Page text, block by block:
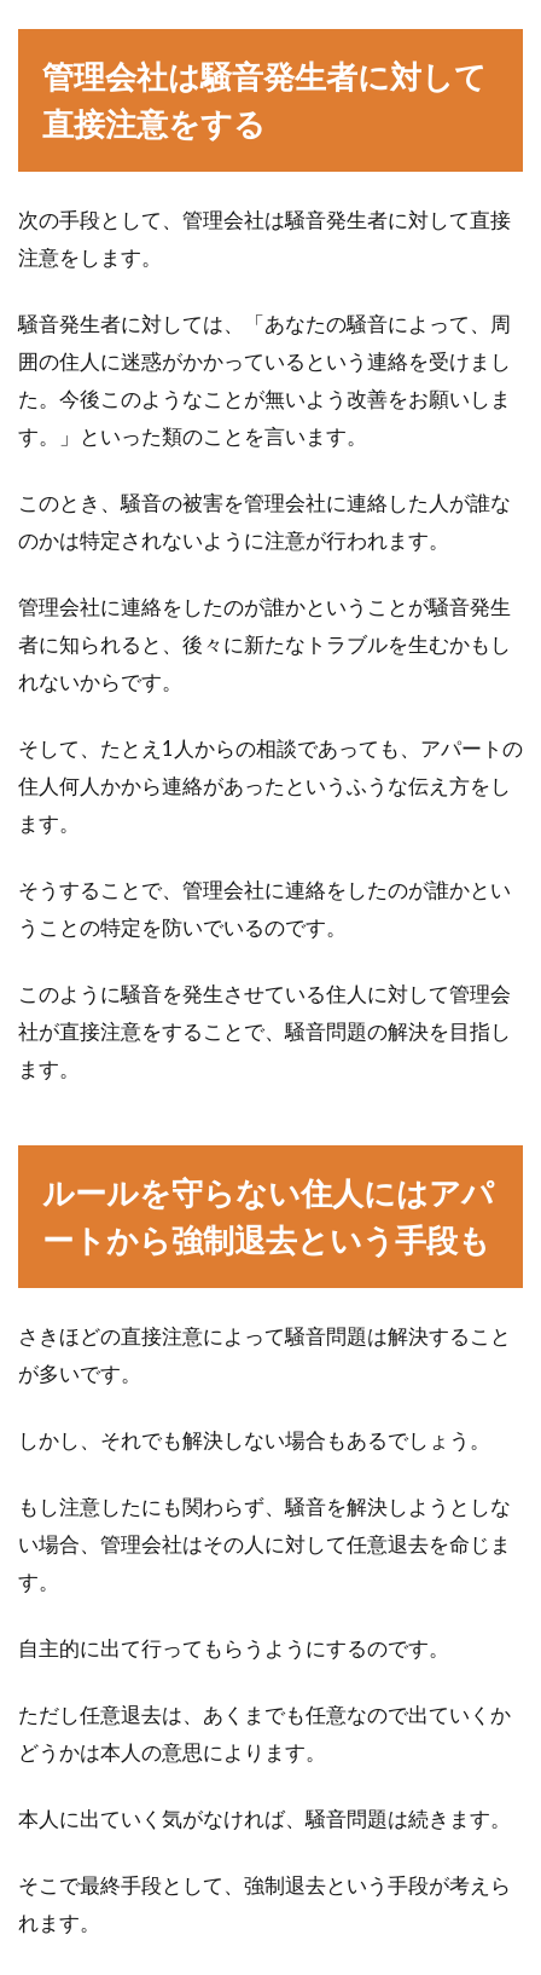
管理会社は騒音発生者に対して
直接注意をする
次の手段として、管理会社は騒音発生者に対して直接
注意をします。
騒音発生者に対しては、「あなたの騒音によって、周
囲の住人に迷惑がかかっているという連絡を受けまし
た。今後このようなことが無いよう改善をお願いしま
す。」といった類のことを言います。
このとき、騒音の被害を管理会社に連絡した人が誰な
のかは特定されないように注意が行われます。
管理会社に連絡をしたのが誰かということが騒音発生
者に知られると、後々に新たなトラブルを生むかもし
れないからです。
そして、たとえ1人からの相談であっても、アパートの
住人何人かから連絡があったというふうな伝え方をし
ます。
そうすることで、管理会社に連絡をしたのが誰かとい
うことの特定を防いでいるのです。
このように騒音を発生させている住人に対して管理会
社が直接注意をすることで、騒音問題の解決を目指し
ます。
ルールを守らない住人にはアパ
ートから強制退去という手段も
さきほどの直接注意によって騒音問題は解決すること
が多いです。
しかし、それでも解決しない場合もあるでしょう。
もし注意したにも関わらず、騒音を解決しようとしな
い場合、管理会社はその人に対して任意退去を命じま
す。
自主的に出て行ってもらうようにするのです。
ただし任意退去は、あくまでも任意なので出ていくか
どうかは本人の意思によります。
本人に出ていく気がなければ、騒音問題は続きます。
そこで最終手段として、強制退去という手段が考えら
れます。